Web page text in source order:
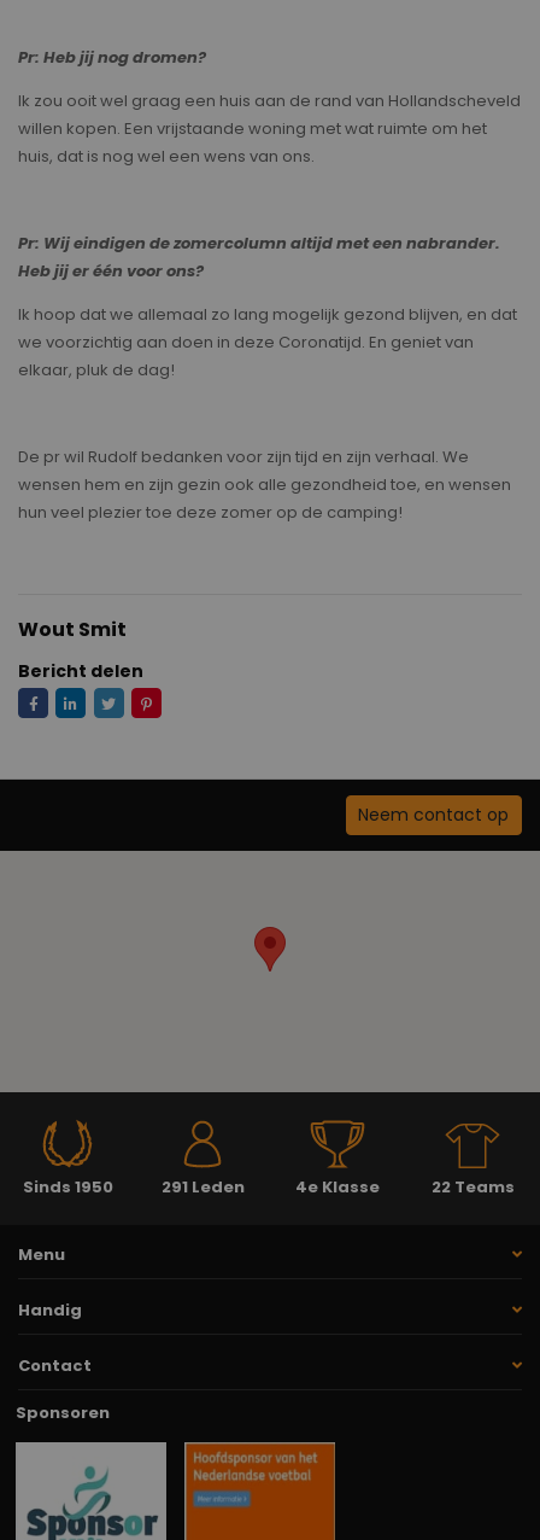
Pr: Heb jij nog dromen?
Ik zou ooit wel graag een huis aan de rand van Hollandscheveld
willen kopen. Een vrijstaande woning met wat ruimte om het
huis, dat is nog wel een wens van ons.
Pr: Wij eindigen de zomercolumn altijd met een nabrander.
Heb jij er één voor ons?
Ik hoop dat we allemaal zo lang mogelijk gezond blijven, en dat
we voorzichtig aan doen in deze Coronatijd. En geniet van
elkaar, pluk de dag!
De pr wil Rudolf bedanken voor zijn tijd en zijn verhaal. We
wensen hem en zijn gezin ook alle gezondheid toe, en wensen
hun veel plezier toe deze zomer op de camping!
Wout Smit
Bericht delen
Neem contact op
Sinds 1950 291 Leden 4e Klasse 22 Teams
Menu
Handig
Contact
Sponsoren